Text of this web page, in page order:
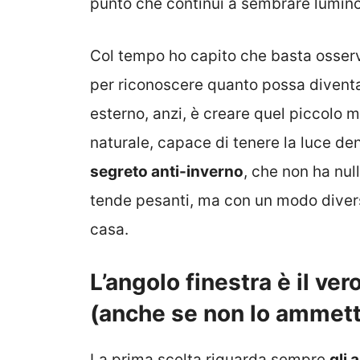
punto che continui a sembrare
Col tempo ho capito che basta
per riconoscere quanto possa
esterno, anzi, è creare quel piccolo
naturale, capace di tenere la luce
segreto anti-inverno, che non ha
tende pesanti, ma con un modo
casa.
L’angolo finestra è il
(anche se non lo